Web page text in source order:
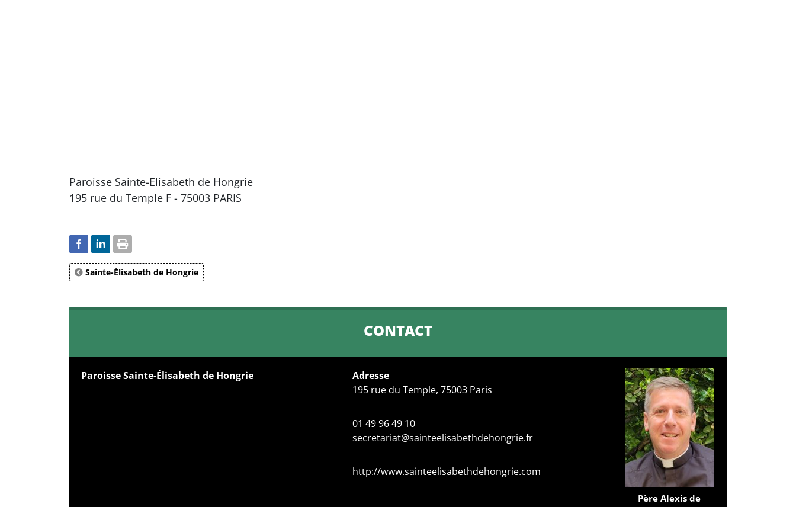
Paroisse Sainte-Elisabeth de Hongrie
195 rue du Temple F - 75003 PARIS
Sainte-Élisabeth de Hongrie
CONTACT
Paroisse Sainte-Élisabeth de Hongrie
Adresse
195 rue du Temple, 75003 Paris
01 49 96 49 10
secretariat@sainteelisabethdehongrie.fr
http://www.sainteelisabethdehongrie.com
Père Alexis de